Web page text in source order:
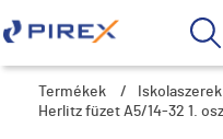
Termékek / Iskolaszerek
Herlitz füzet A5/14-32 1.